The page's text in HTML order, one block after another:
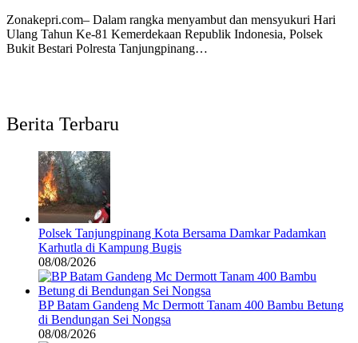
Zonakepri.com– Dalam rangka menyambut dan mensyukuri Hari
Ulang Tahun Ke-81 Kemerdekaan Republik Indonesia, Polsek
Bukit Bestari Polresta Tanjungpinang…
Berita Terbaru
Polsek Tanjungpinang Kota Bersama Damkar Padamkan
Karhutla di Kampung Bugis
08/08/2026
BP Batam Gandeng Mc Dermott Tanam 400 Bambu Betung
di Bendungan Sei Nongsa
08/08/2026